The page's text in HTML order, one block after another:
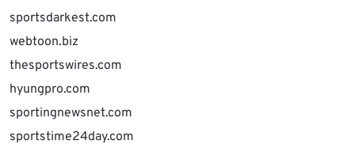
sportsdarkest.com
webtoon.biz
thesportswires.com
hyungpro.com
sportingnewsnet.com
sportstime24day.com